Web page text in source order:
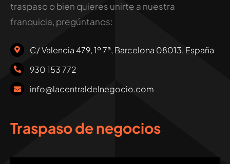
traspaso o bien quieres unirte a nuestra
franquicia, pregúntanos:
C/ Valencia 479, 1º 7ª, Barcelona 08013, España
930 153 772
info@lacentraldelnegocio.com
Traspaso de negocios